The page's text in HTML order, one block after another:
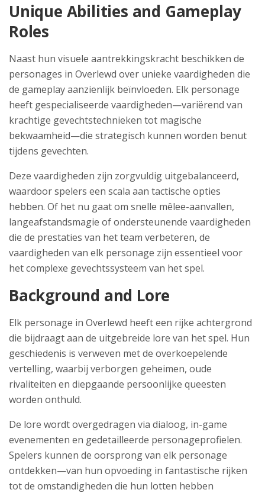
Unique Abilities and Gameplay
Roles
Naast hun visuele aantrekkingskracht beschikken de
personages in Overlewd over unieke vaardigheden die
de gameplay aanzienlijk beïnvloeden. Elk personage
heeft gespecialiseerde vaardigheden—variërend van
krachtige gevechtstechnieken tot magische
bekwaamheid—die strategisch kunnen worden benut
tijdens gevechten.
Deze vaardigheden zijn zorgvuldig uitgebalanceerd,
waardoor spelers een scala aan tactische opties
hebben. Of het nu gaat om snelle mêlee-aanvallen,
langeafstandsmagie of ondersteunende vaardigheden
die de prestaties van het team verbeteren, de
vaardigheden van elk personage zijn essentieel voor
het complexe gevechtssysteem van het spel.
Background and Lore
Elk personage in Overlewd heeft een rijke achtergrond
die bijdraagt aan de uitgebreide lore van het spel. Hun
geschiedenis is verweven met de overkoepelende
vertelling, waarbij verborgen geheimen, oude
rivaliteiten en diepgaande persoonlijke queesten
worden onthuld.
De lore wordt overgedragen via dialoog, in-game
evenementen en gedetailleerde personageprofielen.
Spelers kunnen de oorsprong van elk personage
ontdekken—van hun opvoeding in fantastische rijken
tot de omstandigheden die hun lotten hebben